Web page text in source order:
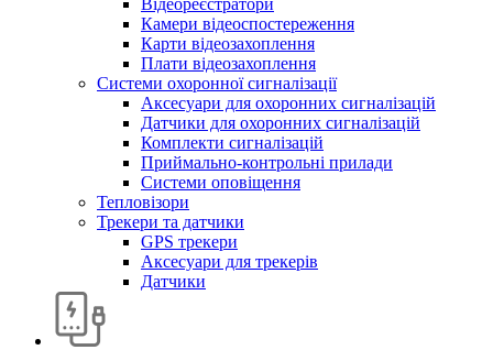
Відеореєстратори
Камери відеоспостереження
Карти відеозахоплення
Плати відеозахоплення
Системи охоронної сигналізації
Аксесуари для охоронних сигналізацій
Датчики для охоронних сигналізацій
Комплекти сигналізацій
Приймально-контрольні прилади
Системи оповіщення
Тепловізори
Трекери та датчики
GPS трекери
Аксесуари для трекерів
Датчики